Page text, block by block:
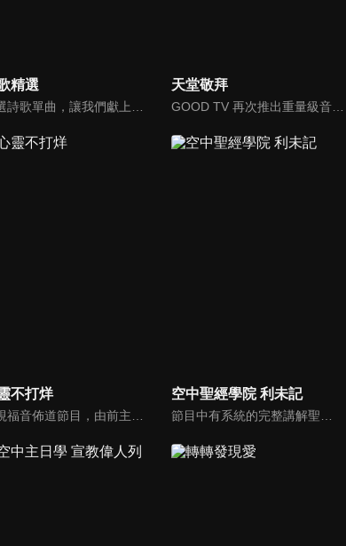
精選 天堂敬拜
GOOD TV 再次推出重量級音樂節目《天堂敬拜》，匯集當代知名音樂人，在敬拜水流中引領觀眾經歷神的同在。期盼觀眾收看時，神的同在降臨、聖靈充滿；透過音樂成為橋樑，讓神同在的氛圍，吸引非基督徒渴望認識神，得著救恩。
不打烊 空中聖經學院 利未記